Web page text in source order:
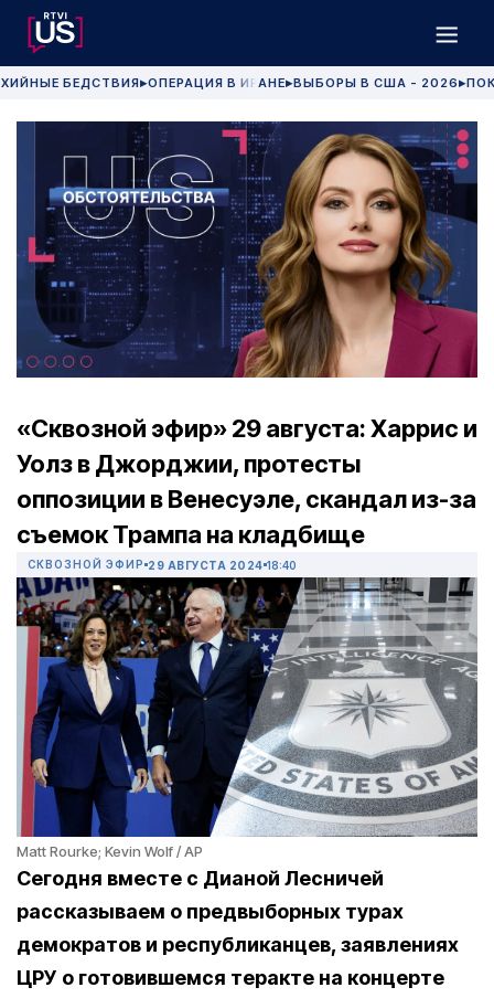
БЕДСТВИЯ▶ОПЕРАЦИЯ В ИРАНЕ▶ВЫБОРЫ В США - 2026 ▶
«Сквозной эфир» 29 августа: Харрис и
Уолз в Джорджии, протесты
оппозиции в Венесуэле, скандал из-за
съемок Трампа на кладбище
СКВОЗНОЙ ЭФИР 29 АВГУСТА 2024 18:40
Matt Rourke; Kevin Wolf / AP
Сегодня вместе с Дианой Лесничей
рассказываем о предвыборных турах
демократов и республиканцев, заявлениях
ЦРУ о готовившемся теракте на концерте